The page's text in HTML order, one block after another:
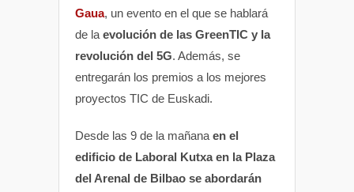
Gaua, un evento en el que se hablará
de la evolución de las GreenTIC y la
revolución del 5G. Además, se
entregarán los premios a los mejores
proyectos TIC de Euskadi.
Desde las 9 de la mañana en el
edificio de Laboral Kutxa en la Plaza
del Arenal de Bilbao se abordarán